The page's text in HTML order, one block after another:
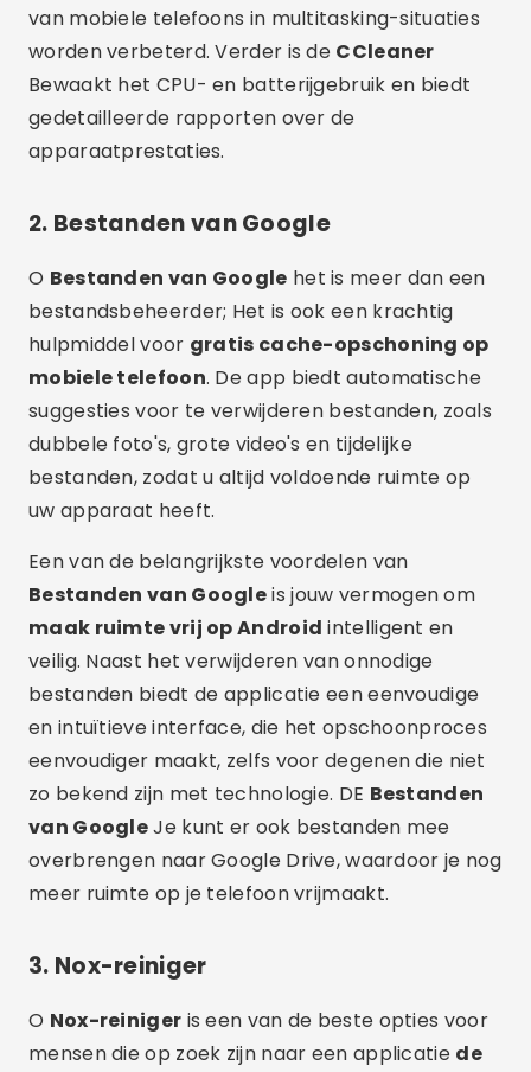
van mobiele telefoons in multitasking-situaties
worden verbeterd. Verder is de CCleaner
Bewaakt het CPU- en batterijgebruik en biedt
gedetailleerde rapporten over de
apparaatprestaties.
2. Bestanden van Google
O Bestanden van Google het is meer dan een
bestandsbeheerder; Het is ook een krachtig
hulpmiddel voor gratis cache-opschoning op
mobiele telefoon. De app biedt automatische
suggesties voor te verwijderen bestanden, zoals
dubbele foto's, grote video's en tijdelijke
bestanden, zodat u altijd voldoende ruimte op
uw apparaat heeft.
Een van de belangrijkste voordelen van
Bestanden van Googleis jouw vermogen om
maak ruimte vrij op Android intelligent en
veilig. Naast het verwijderen van onnodige
bestanden biedt de applicatie een eenvoudige
en intuïtieve interface, die het opschoonproces
eenvoudiger maakt, zelfs voor degenen die niet
zo bekend zijn met technologie. DE Bestanden
van GoogleJe kunt er ook bestanden mee
overbrengen naar Google Drive, waardoor je nog
meer ruimte op je telefoon vrijmaakt.
3. Nox-reiniger
O Nox-reiniger is een van de beste opties voor
mensen die op zoek zijn naar een applicatie de